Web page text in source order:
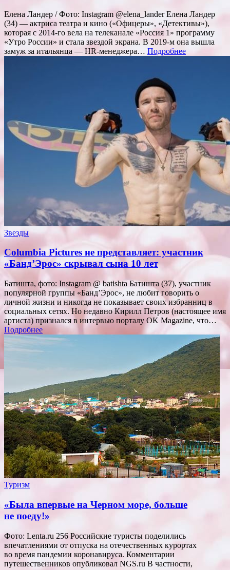
Елена Ландер / Фото: Instagram @elena_lander Елена Ландер
(34) — актриса театра и кино («Офицеры», «Детективы»),
которая с 2014-го вела на телеканале «Россия 1» программу
«Утро России» и стала звездой экрана. В 2019-м она вышла
замуж за итальянца — HR-менеджера… Подробнее
Звезды
Columbia Pictures не представляет: участник
«Банд’Эрос» скрывал сына 10 лет
Батишта, фото: Instagram @ batishta Батишта (37), участник
популярной группы «Банд’Эрос», не любит говорить о
личной жизни и никогда не показывает своих избранниц в
социальных сетях. Но недавно Кирилл Петров (настоящее имя
артиста) признался в интервью порталу OK Magazine, что…
Подробнее
Туризм
«Была впервые на Черном море, больше
не поеду!»
Фото: Lenta.ru 256 Российские туристы поделились
впечатлениями от отпуска на отечественных курортах
во время пандемии коронавируса. Комментарии
путешественников опубликовал NGS.ru В частности,